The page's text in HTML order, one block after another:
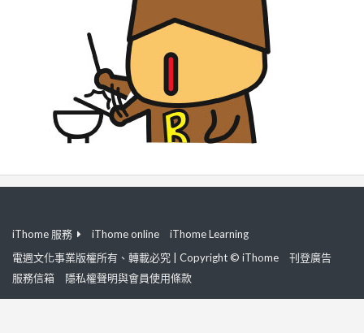
iThome 服務 iThome online
iThome Learning
電週文化事業版權所有、轉載必究 | Copyright © iThome
刊登廣告
服務信箱
隱私權聲明與會員使用條款